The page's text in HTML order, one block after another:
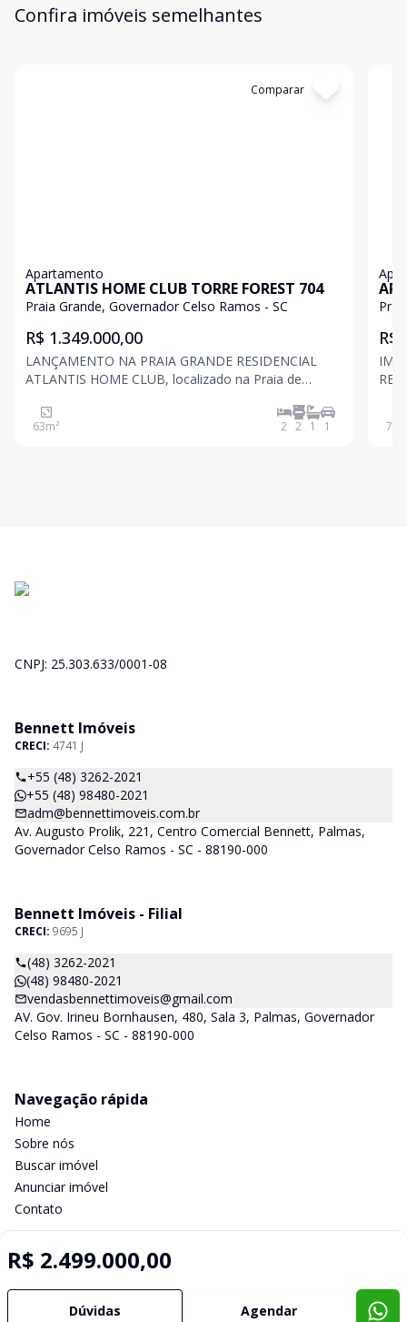
Confira imóveis semelhantes
Comparar
Apartamento
ATLANTIS HOME CLUB TORRE FOREST 704
Praia Grande, Governador Celso Ramos - SC
R$ 1.349.000,00
LANÇAMENTO NA PRAIA GRANDE RESIDENCIAL
ATLANTIS HOME CLUB, localizado na Praia de
certifica com o selo de bandeira azul que comprova
seu alto nível de preservação ambiental. Uma praia
63m² 2 2 1 1
R$
70
R$ 2.499.000,00
Dúvidas Agendar
CNPJ: 25.303.633/0001-08
Bennett Imóveis
CRECI: 4741 J
+55 (48) 3262-2021
+55 (48) 98480-2021
adm@bennettimoveis.com.br
Av. Augusto Prolik, 221, Centro Comercial Bennett, Palmas,
Governador Celso Ramos - SC - 88190-000
Bennett Imóveis - Filial
CRECI: 9695 J
(48) 3262-2021
(48) 98480-2021
vendasbennettimoveis@gmail.com
AV. Gov. Irineu Bornhausen, 480, Sala 3, Palmas, Governador
Celso Ramos - SC - 88190-000
Navegação rápida
Home
Sobre nós
Buscar imóvel
Anunciar imóvel
Contato
Selo de Tecnologia Loft